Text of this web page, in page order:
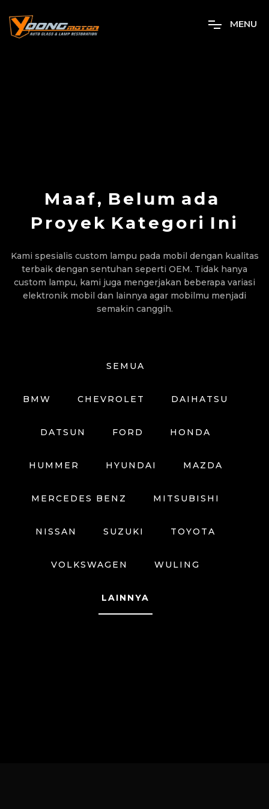
MENU
Maaf, Belum ada
Proyek Kategori Ini
Kami spesialis custom lampu pada mobil dengan kualitas
terbaik dengan sentuhan seperti OEM. Tidak hanya
custom lampu, kami juga mengerjakan beberapa variasi
elektronik mobil dan lainnya agar mobilmu menjadi
semakin canggih.
SEMUA
BMW CHEVROLET DAIHATSU
DATSUN FORD HONDA
HUMMER HYUNDAI MAZDA
MERCEDES BENZ MITSUBISHI
NISSAN SUZUKI TOYOTA
VOLKSWAGEN WULING
LAINNYA